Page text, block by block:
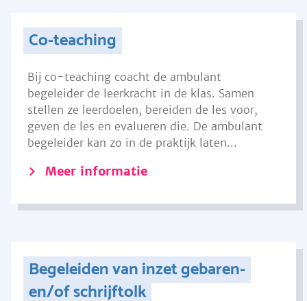
Co-teaching
Bij co-teaching coacht de ambulant
begeleider de leerkracht in de klas. Samen
stellen ze leerdoelen, bereiden de les voor,
geven de les en evalueren die. De ambulant
begeleider kan zo in de praktijk laten...
Meer informatie
Begeleiden van inzet gebaren-
en/of schrijftolk